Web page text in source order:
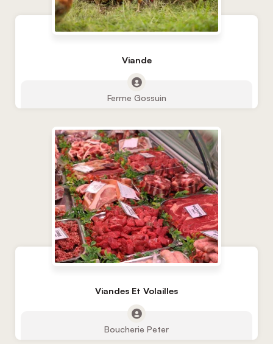
Viande
Ferme Gossuin
Viandes Et Volailles
Boucherie Peter